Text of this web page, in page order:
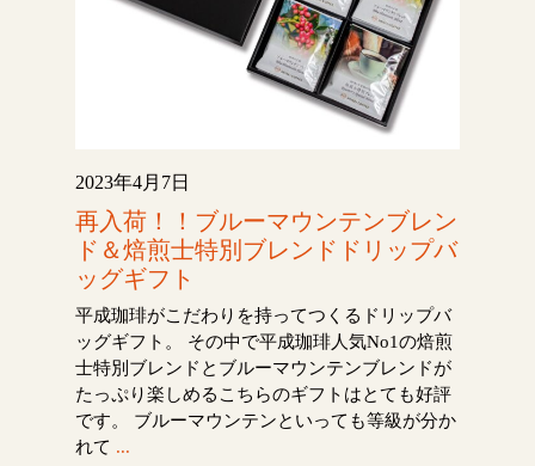
2023年4月7日
再入荷！！ブルーマウンテンブレン
ド＆焙煎士特別ブレンドドリップバ
ッグギフト
平成珈琲がこだわりを持ってつくるドリップバ
ッグギフト。 その中で平成珈琲人気No1の焙煎
士特別ブレンドとブルーマウンテンブレンドが
たっぷり楽しめるこちらのギフトはとても好評
です。 ブルーマウンテンといっても等級が分か
れて ...